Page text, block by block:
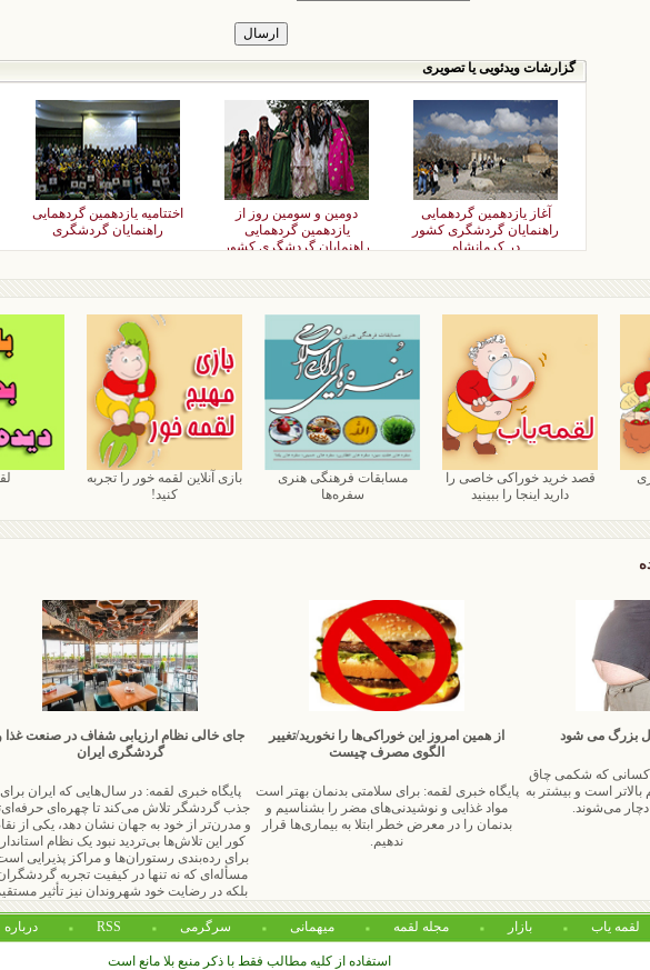
گزارشات ویدئویی یا تصویری
آغاز یازدهمین گردهمایی
راهنمایان گردشگری کشور
در کرمانشاه
دومین و سومین روز از
یازدهمین گردهمایی
راهنمایان گردشگری کشور
اختتامیه یازدهمین گردهمایی
راهنمایان گردشگری
قصد خرید خوراکی خاصی را
دارید اینجا را ببینید
مسابقات فرهنگی هنری
سفره‌ها
بازی آنلاین لقمه خور را تجربه
کنید!
كسانی كه شكمی چاق
است و بیشتر به
می‌شوند.
از همین امروز این خوراکی‌ها را نخورید/تغییر
الگوی مصرف چیست
پایگاه خبری لقمه: برای سلامتی بدنمان بهتر است
مواد غذایی و نوشیدنی‌های مضر را بشناسیم و
بدنمان را در معرض خطر ابتلا به بیماری‌ها قرار
ندهیم.
جای خالی نظام ارزیابی شفاف در صنعت غذا
گردشگری ایران
پایگاه خبری لقمه: در سال‌هایی که ایران برای
جذب گردشگر تلاش می‌کند تا چهره‌ای
و مدرن‌تر از خود به جهان نشان دهد، یکی از
کور این تلاش‌ها بی‌تردید نبود یک نظام
برای رده‌بندی رستوران‌ها و مراکز پذیرایی
مسأله‌ای که نه تنها در کیفیت تجربه
بلکه در رضایت خود شهروندان نیز تأثیر
دارد.
لقمه یاب
بازار مجله لقمه میهمانی سرگرمی RSS
استفاده از کلیه مطالب فقط با ذکر منبع بلا مانع است